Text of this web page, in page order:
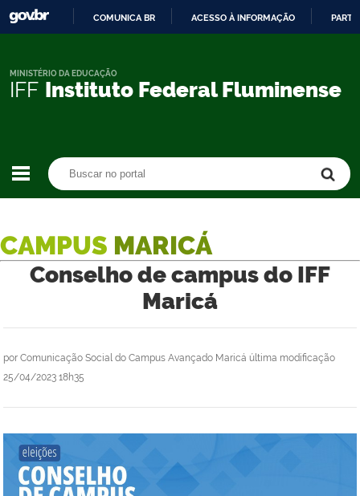
CONTEÚDO
COMUNICA BR ACESSO À INFORMAÇÃO
IFF Instituto Federal Fluminense
MINISTÉRIO DA EDUCAÇÃO
CAMPUS MARICÁ
Conselho de campus do IFF
Maricá
por Comunicação Social do Campus Avançado Maricá última modificação
25/04/2023 18h35